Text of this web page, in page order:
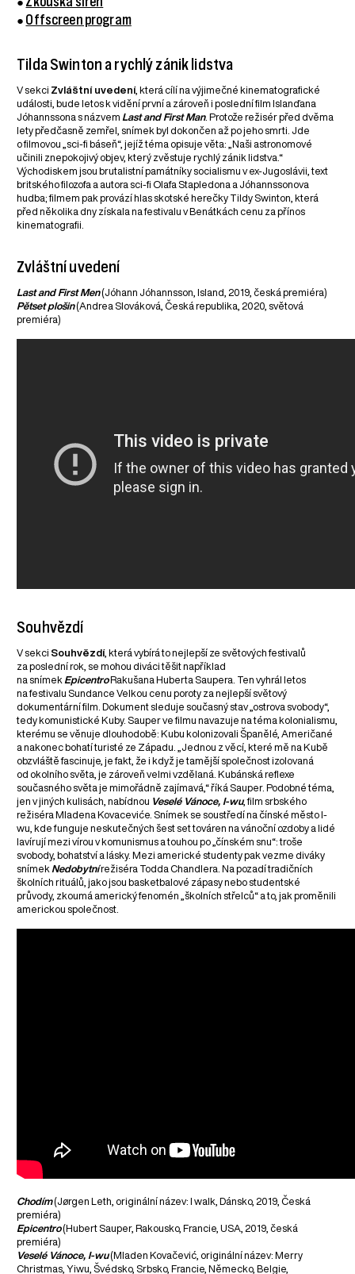
● Offscreen program
Tilda Swinton a rychlý zánik lidstva
V sekci Zvláštní uvedení, která cílí na výjimečné kinematografické
události, bude letos k vidění první a zároveň i poslední film Islanďana
Jóhannssona s názvem Last and First Man. Protože režisér před dvěma
lety předčasně zemřel, snímek byl dokončen až po jeho smrti. Jde
o filmovou „sci-fi báseň“, jejíž téma opisuje věta: „Naši astronomové
učinili znepokojivý objev, který zvěstuje rychlý zánik lidstva.“
Východiskem jsou brutalistní památníky socialismu v ex-Jugoslávii, text
britského filozofa a autora sci-fi Olafa Stapledona a Jóhannssonova
hudba; filmem pak provází hlas skotské herečky Tildy Swinton, která
před několika dny získala na festivalu v Benátkách cenu za přínos
kinematografii.
Zvláštní uvedení
Last and First Men(Jóhann Jóhannsson, Island, 2019, česká premiéra)
Pětset plošin(Andrea Slováková, Česká republika, 2020, světová
premiéra)
Souhvězdí
V sekci Souhvězdí, která vybírá to nejlepší ze světových festivalů
za poslední rok, se mohou diváci těšit například
na snímek EpicentroRakušana Huberta Saupera. Ten vyhrál letos
na festivalu Sundance Velkou cenu poroty za nejlepší světový
dokumentární film. Dokument sleduje současný stav „ostrova svobody“,
tedy komunistické Kuby. Sauper ve filmu navazuje na téma kolonialismu,
kterému se věnuje dlouhodobě: Kubu kolonizovali Španělé, Američané
a nakonec bohatí turisté ze Západu. „Jednou z věcí, které mě na Kubě
obzvláště fascinuje, je fakt, že i když je tamější společnost izolovaná
od okolního světa, je zároveň velmi vzdělaná. Kubánská reflexe
současného světa je mimořádně zajímavá,“ říká Sauper. Podobné téma,
jen v jiných kulisách, nabídnou Veselé Vánoce, I-wu, film srbského
režiséra Mladena Kovaceviće. Snímek se soustředí na čínské město I-
wu, kde funguje neskutečných šest set továren na vánoční ozdoby a lidé
lavírují mezi vírou v komunismus a touhou po „čínském snu“: troše
svobody, bohatství a lásky. Mezi americké studenty pak vezme diváky
snímek Nedobytnírežiséra Todda Chandlera. Na pozadí tradičních
školních rituálů, jako jsou basketbalové zápasy nebo studentské
průvody, zkoumá americký fenomén „školních střelců“ a to, jak proměnili
americkou společnost.
Chodím(Jørgen Leth, originální název: I walk, Dánsko, 2019, Česká
premiéra)
Epicentro(Hubert Sauper, Rakousko, Francie, USA, 2019, česká
premiéra)
Veselé Vánoce, I-wu(Mladen Kovačević, originální název: Merry
Christmas, Yiwu, Švédsko, Srbsko, Francie, Německo, Belgie,